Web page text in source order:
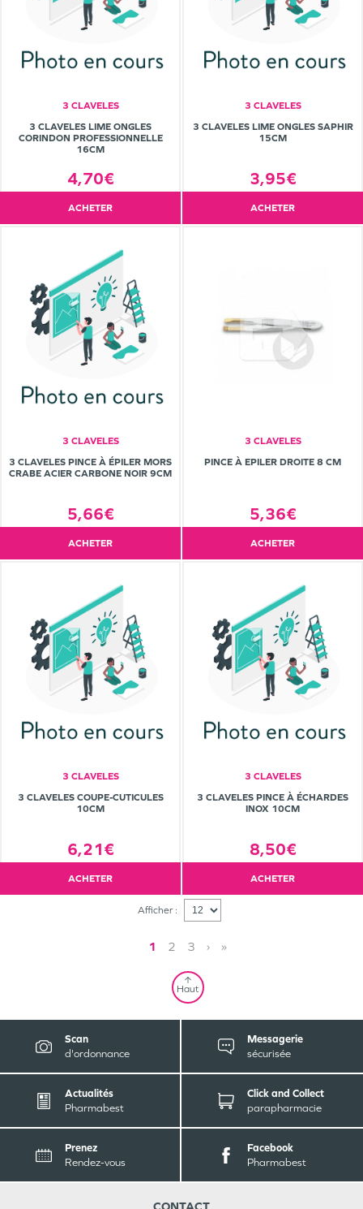
3 CLAVELES
3 CLAVELES LIME ONGLES
CORINDON PROFESSIONNELLE
16CM
4,70€
ACHETER
3 CLAVELES
3 CLAVELES LIME ONGLES SAPHIR
15CM
3,95€
ACHETER
3 CLAVELES
3 CLAVELES PINCE À ÉPILER MORS
CRABE ACIER CARBONE NOIR 9CM
5,66€
ACHETER
3 CLAVELES
PINCE À EPILER DROITE 8 CM
5,36€
ACHETER
3 CLAVELES
3 CLAVELES COUPE-CUTICULES
10CM
6,21€
ACHETER
3 CLAVELES
3 CLAVELES PINCE À ÉCHARDES
INOX 10CM
8,50€
ACHETER
Afficher :
1 2 3 › »
Haut
Scan
d'ordonnance
Messagerie
sécurisée
Actualités
Pharmabest
Click and Collect
parapharmacie
Prenez
Rendez-vous
Facebook
Pharmabest
CONTACT